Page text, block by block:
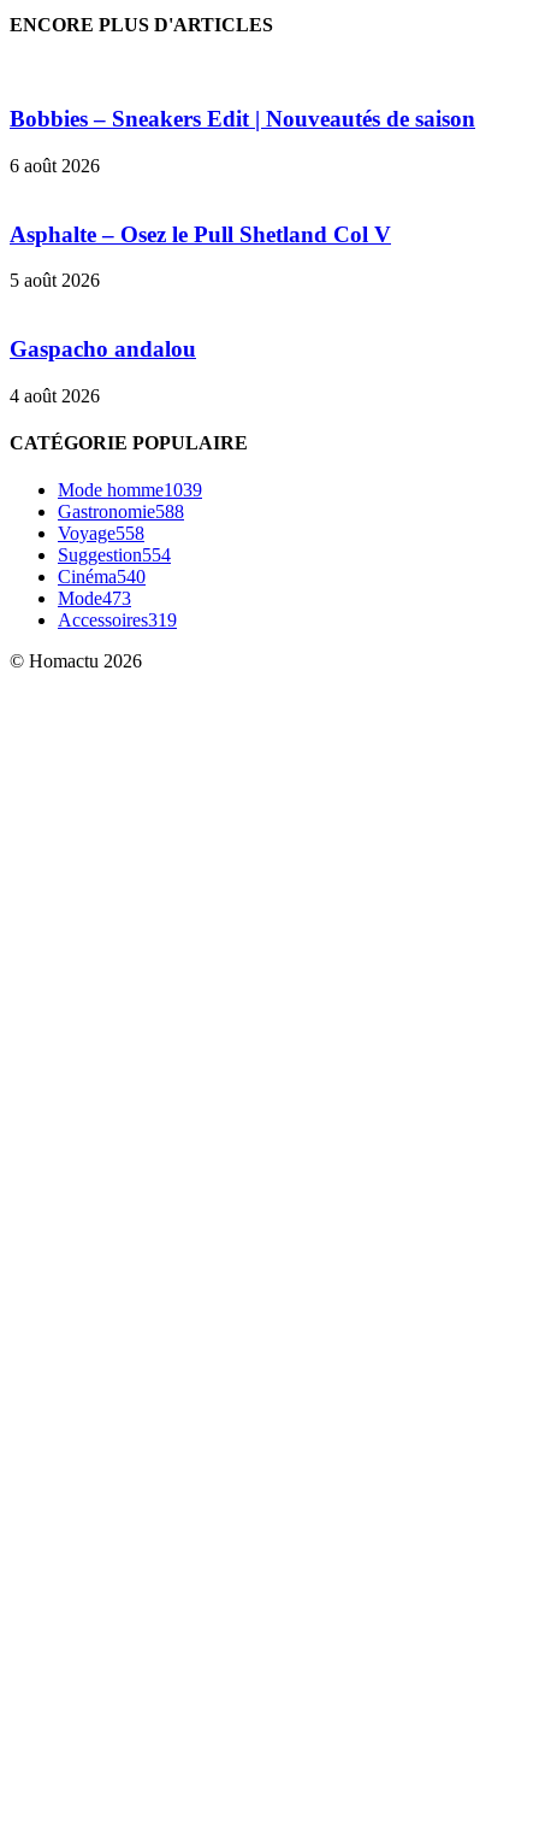
ENCORE PLUS D'ARTICLES
Bobbies – Sneakers Edit | Nouveautés de saison
6 août 2026
Asphalte – Osez le Pull Shetland Col V
5 août 2026
Gaspacho andalou
4 août 2026
CATÉGORIE POPULAIRE
Mode homme1039
Gastronomie588
Voyage558
Suggestion554
Cinéma540
Mode473
Accessoires319
© Homactu 2026